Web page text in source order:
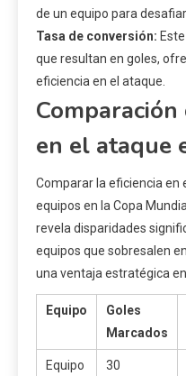
de un equipo para
Tasa de conversión:
que resultan en goles,
eficiencia en el ataque.
en el ataque
Comparar la eficiencia
equipos en la Copa
revela disparidades
equipos que sobresalen
una ventaja estratégica
Equipo
Goles
Marcados
Equipo
30